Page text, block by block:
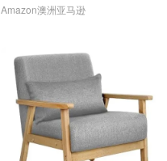
Amazon澳洲亚马逊